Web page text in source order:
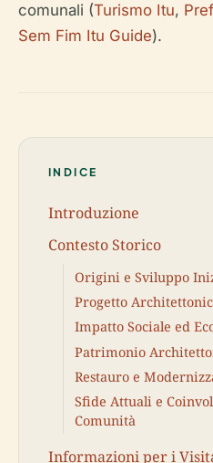
comunali (Turismo Itu,
Sem Fim Itu Guide).
INDICE
Introduzione
Contesto Storico
Origini e Sviluppo
Progetto
Impatto Sociale ed
Patrimonio
Restauro e
Sfide Attuali e
Comunità
Informazioni per i